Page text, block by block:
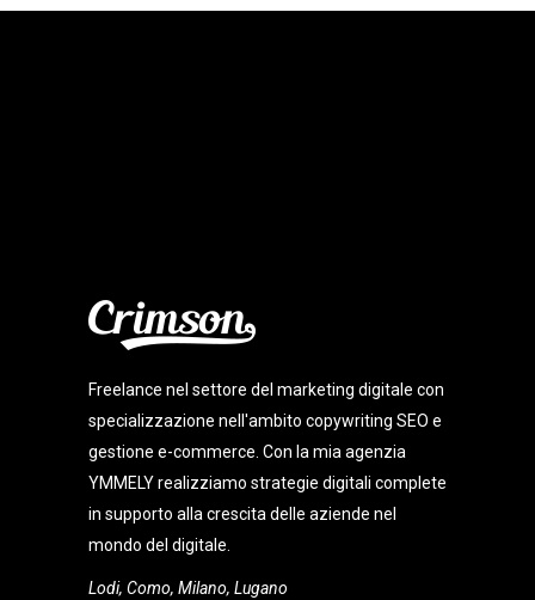
Freelance nel settore del marketing digitale con
specializzazione nell'ambito copywriting SEO e
gestione e-commerce. Con la mia agenzia
YMMELY realizziamo strategie digitali complete
in supporto alla crescita delle aziende nel
mondo del digitale.
Lodi, Como, Milano, Lugano